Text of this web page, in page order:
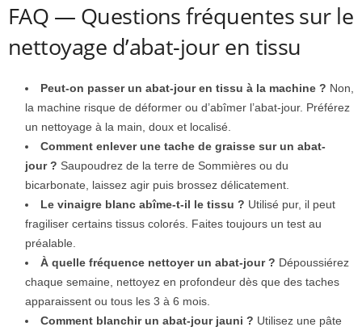
FAQ — Questions fréquentes sur le
nettoyage d’abat-jour en tissu
Peut-on passer un abat-jour en tissu à la machine ? Non,
la machine risque de déformer ou d’abîmer l’abat-jour. Préférez
un nettoyage à la main, doux et localisé.
Comment enlever une tache de graisse sur un abat-
jour ? Saupoudrez de la terre de Sommières ou du
bicarbonate, laissez agir puis brossez délicatement.
Le vinaigre blanc abîme-t-il le tissu ? Utilisé pur, il peut
fragiliser certains tissus colorés. Faites toujours un test au
préalable.
À quelle fréquence nettoyer un abat-jour ? Dépoussiérez
chaque semaine, nettoyez en profondeur dès que des taches
apparaissent ou tous les 3 à 6 mois.
Comment blanchir un abat-jour jauni ? Utilisez une pâte